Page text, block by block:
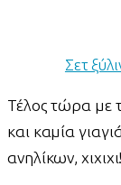
Σετ
Τέλος τώρα με
και καμία
ανηλίκων, χιχιχι!